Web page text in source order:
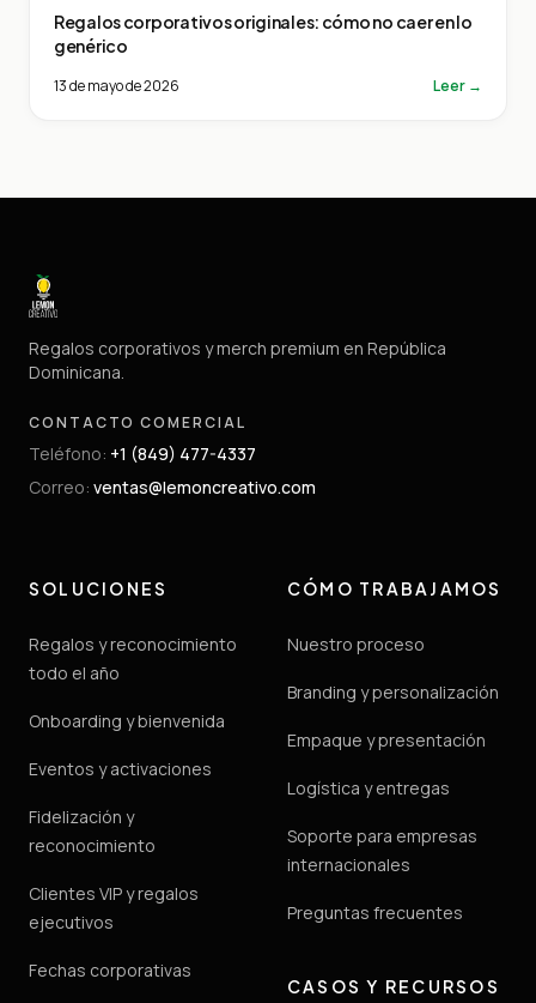
Regalos corporativos originales: cómo no caer en lo
genérico
13 de mayo de 2026 Leer →
Regalos corporativos y merch premium en República
Dominicana.
CONTACTO COMERCIAL
Teléfono: +1 (849) 477-4337
Correo: ventas@lemoncreativo.com
SOLUCIONES
Regalos y reconocimiento
todo el año
Onboarding y bienvenida
Eventos y activaciones
Fidelización y
reconocimiento
Clientes VIP y regalos
ejecutivos
Fechas corporativas
CÓMO TRABAJAMOS
Nuestro proceso
Branding y personalización
Empaque y presentación
Logística y entregas
Soporte para empresas
internacionales
Preguntas frecuentes
CASOS Y RECURSOS